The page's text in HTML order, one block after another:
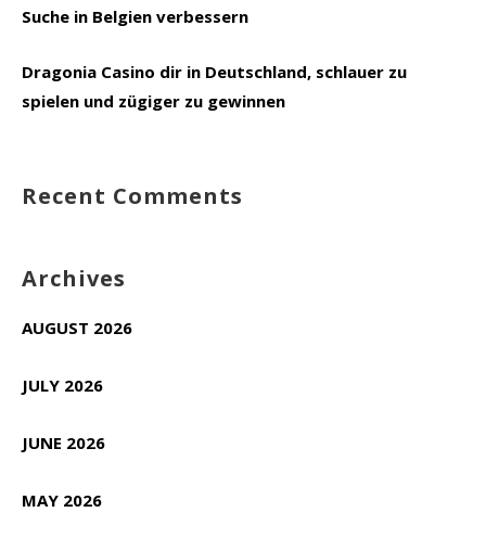
Suche in Belgien verbessern
Dragonia Casino dir in Deutschland, schlauer zu
spielen und zügiger zu gewinnen
Recent Comments
Archives
AUGUST 2026
JULY 2026
JUNE 2026
MAY 2026